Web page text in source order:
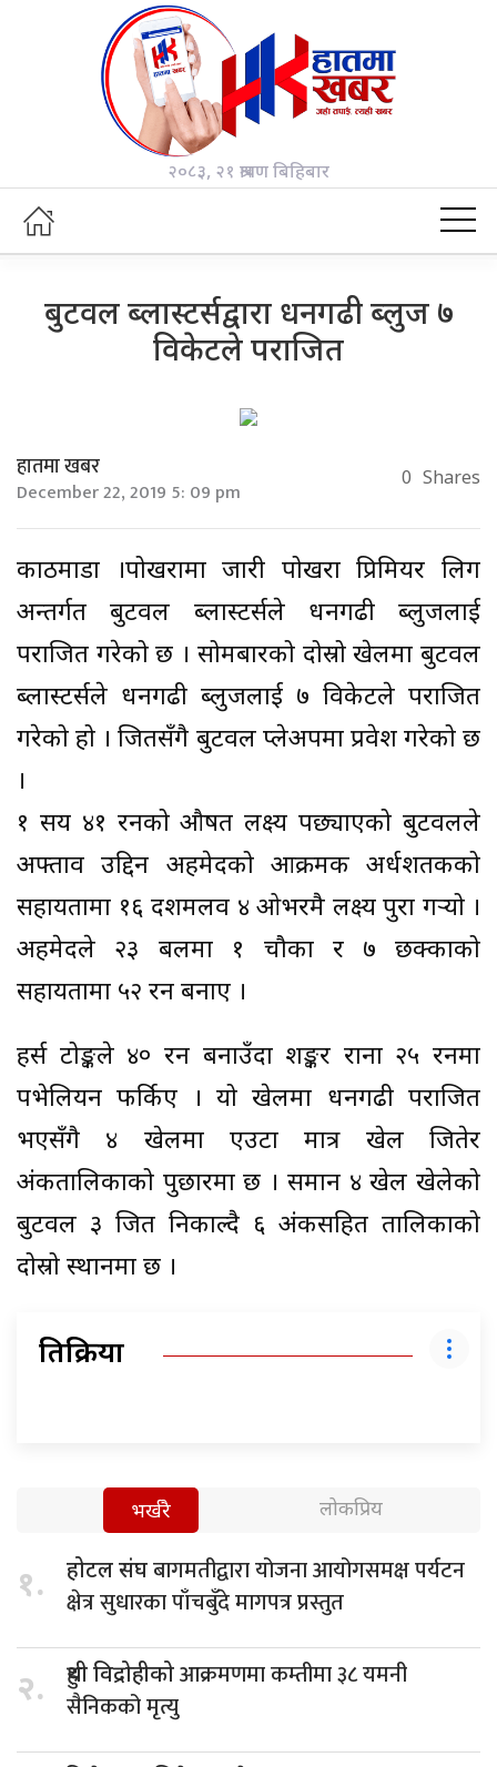
२०८३, २१ श्रावण बिहिबार
बुटवल ब्लास्टर्सद्वारा धनगढी ब्लुज ७
विकेटले पराजित
हातमा खबर
December 22, 2019 5: 09 pm 0 Shares
काठमाडौं ।पोखरामा जारी पोखरा प्रिमियर लिग
अन्तर्गत बुटवल ब्लास्टर्सले धनगढी ब्लुजलाई
पराजित गरेको छ । सोमबारको दोस्रो खेलमा बुटवल
ब्लास्टर्सले धनगढी ब्लुजलाई ७ विकेटले पराजित
गरेको हो । जितसँगै बुटवल प्लेअपमा प्रवेश गरेको छ
।
१ सय ४१ रनको औषत लक्ष्य पछ्याएको बुटवलले
अफ्ताव उद्दिन अहमेदको आक्रमक अर्धशतकको
सहायतामा १६ दशमलव ४ ओभरमै लक्ष्य पुरा गर्‍यो ।
अहमेदले २३ बलमा १ चौका र ७ छक्काको
सहायतामा ५२ रन बनाए ।
हर्स टोङ्कले ४० रन बनाउँदा शङ्कर राना २५ रनमा
पभेलियन फर्किए । यो खेलमा धनगढी पराजित
भएसँगै ४ खेलमा एउटा मात्र खेल जितेर
अंकतालिकाको पुछारमा छ । समान ४ खेल खेलेको
बुटवल ३ जित निकाल्दै ६ अंकसहित तालिकाको
दोस्रो स्थानमा छ ।
प्रतिक्रिया
भर्खरै लोकप्रिय
१. होटल संघबागमतीद्वारा योजना आयोगसमक्ष पर्यटन
क्षेत्र सुधारका पाँचबुँदे मागपत्र प्रस्तुत
२. हुथी विद्रोहीकोआक्रमणमा कम्तीमा ३८ यमनी
सैनिकको मृत्यु